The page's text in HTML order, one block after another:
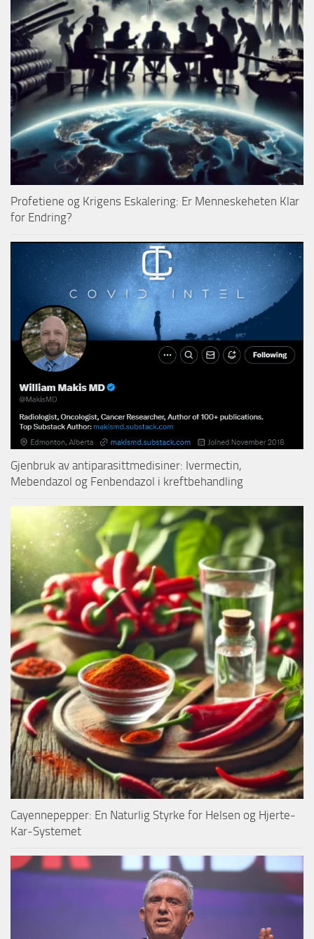
Profetiene og Krigens Eskalering: Er Menneskeheten Klar
for Endring?
Gjenbruk av antiparasittmedisiner: Ivermectin,
Mebendazol og Fenbendazol i kreftbehandling
Cayennepepper: En Naturlig Styrke for Helsen og Hjerte-
Kar-Systemet